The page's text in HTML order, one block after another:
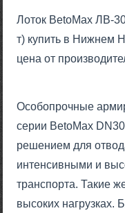
Лоток BetoMax ЛВ-
т) купить в Нижнем
цена от
Особопрочные
серии BetoMax
решением для
интенсивными и
транспорта. Такие
высоких нагрузках.